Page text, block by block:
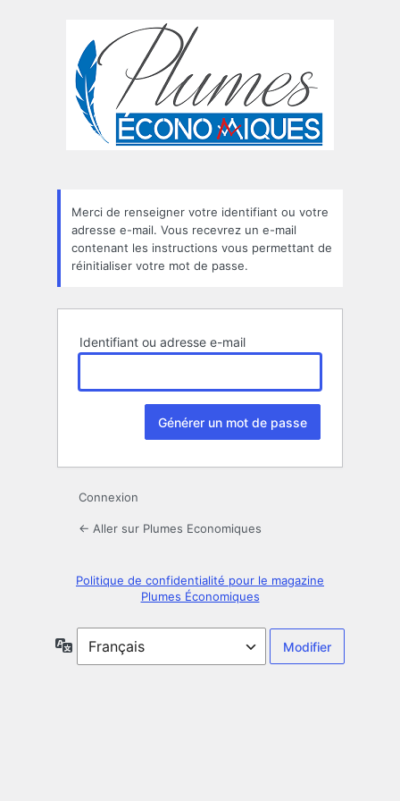
Merci de renseigner votre identifiant ou votre
adresse e-mail. Vous recevrez un e-mail
contenant les instructions vous permettant de
réinitialiser votre mot de passe.
Identifiant ou adresse e-mail
Connexion
← Aller sur Plumes Economiques
Politique de confidentialité pour le magazine
Plumes Économiques
Langue